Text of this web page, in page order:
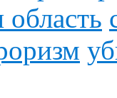
область